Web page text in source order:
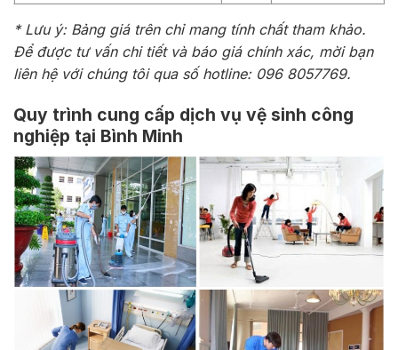
* Lưu ý: Bảng giá trên chỉ mang tính chất tham khảo.
Để được tư vấn chi tiết và báo giá chính xác, mời bạn
liên hệ với chúng tôi qua số hotline: 096 8057769.
Quy trình cung cấp dịch vụ vệ sinh công
nghiệp tại Bình Minh